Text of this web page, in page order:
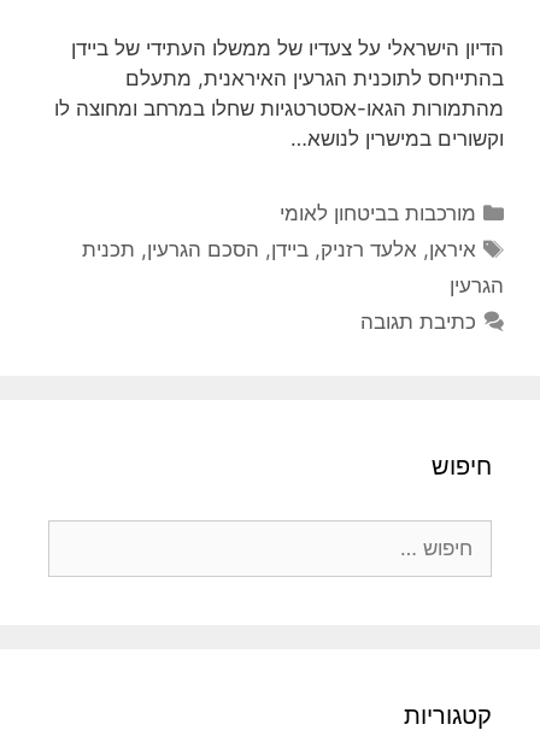
הדיון הישראלי על צעדיו של ממשלו העתידי של ביידן
בהתייחס לתוכנית הגרעין האיראנית, מתעלם
מהתמורות הגאו-אסטרטגיות שחלו במרחב ומחוצה לו
וקשורים במישרין לנושא…
קטגוריות
מורכבות בביטחון לאומי
תגיות
איראן, אלעד רזניק,ביידן, הסכם הגרעין, תכנית
הגרעין
כתיבת תגובה
חיפוש
קטגוריות